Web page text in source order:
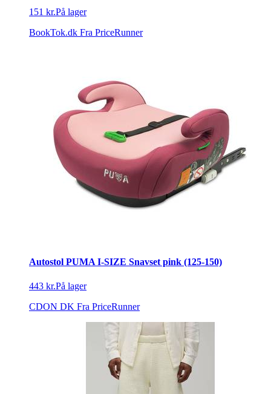
151 kr.På lager
BookTok.dk Fra PriceRunner
Autostol PUMA I-SIZE Snavset pink (125-150)
443 kr.På lager
CDON DK Fra PriceRunner